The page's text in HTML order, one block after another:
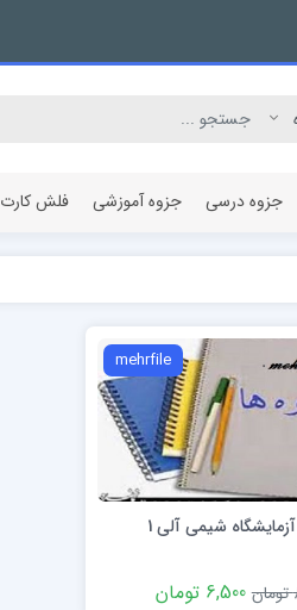
مقاله پژوهشی
جزوه درسی جزوه آموزشی فلش کارت
mehrfile
شیمی آلی 1
6,500 تومان